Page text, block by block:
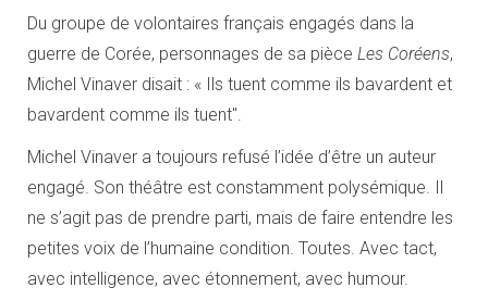
Du groupe de volontaires français engagés dans la
guerre de Corée, personnages de sa pièce Les Coréens,
Michel Vinaver disait : « Ils tuent comme ils bavardent et
bavardent comme ils tuent".
Michel Vinaver a toujours refusé l’idée d’être un auteur
engagé. Son théâtre est constamment polysémique. Il
ne s’agit pas de prendre parti, mais de faire entendre les
petites voix de l’humaine condition. Toutes. Avec tact,
avec intelligence, avec étonnement, avec humour.